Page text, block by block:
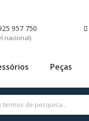
957 750
nacional)
Peças